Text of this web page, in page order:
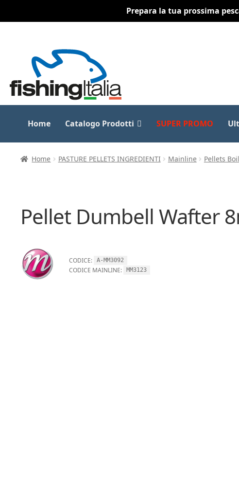
Prepara la tua prossima
navigazione
contenuto
Home Catalogo Prodotti SUPER PROMO
Home PASTURE PELLETS INGREDIENTI Mainline Pellets
Pellet Dumbell Wafter
CODICE: A-MM3092
CODICE MAINLINE: MM3123